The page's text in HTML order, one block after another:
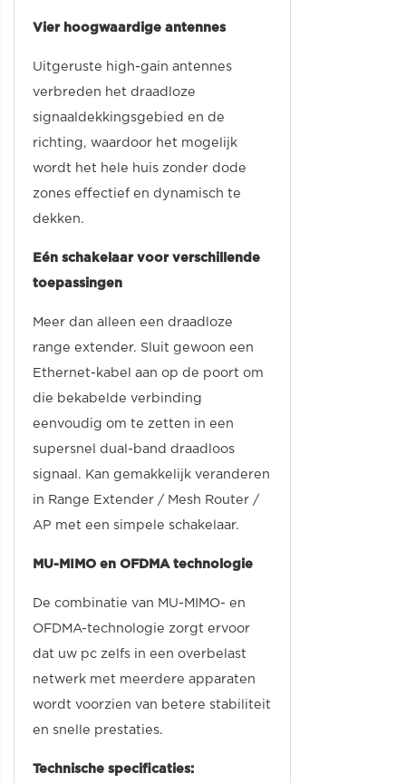
Vier hoogwaardige antennes
Uitgeruste high-gain antennes
verbreden het draadloze
signaaldekkingsgebied en de
richting, waardoor het mogelijk
wordt het hele huis zonder dode
zones effectief en dynamisch te
dekken.
Eén schakelaar voor verschillende
toepassingen
Meer dan alleen een draadloze
range extender. Sluit gewoon een
Ethernet-kabel aan op de poort om
die bekabelde verbinding
eenvoudig om te zetten in een
supersnel dual-band draadloos
signaal. Kan gemakkelijk veranderen
in Range Extender / Mesh Router /
AP met een simpele schakelaar.
MU-MIMO en OFDMA technologie
De combinatie van MU-MIMO- en
OFDMA-technologie zorgt ervoor
dat uw pc zelfs in een overbelast
netwerk met meerdere apparaten
wordt voorzien van betere stabiliteit
en snelle prestaties.
Technische specificaties: